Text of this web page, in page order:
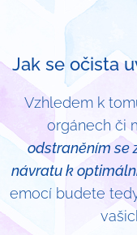
Jak se očista
Vzhledem k
orgánech či
odstraněním se
návratu k
emocí budete